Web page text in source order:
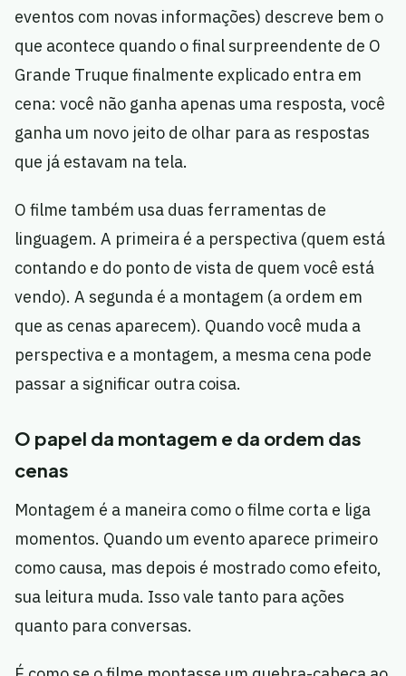
eventos com novas informações) descreve bem o
que acontece quando o final surpreendente de O
Grande Truque finalmente explicado entra em
cena: você não ganha apenas uma resposta, você
ganha um novo jeito de olhar para as respostas
que já estavam na tela.
O filme também usa duas ferramentas de
linguagem. A primeira é a perspectiva (quem está
contando e do ponto de vista de quem você está
vendo). A segunda é a montagem (a ordem em
que as cenas aparecem). Quando você muda a
perspectiva e a montagem, a mesma cena pode
passar a significar outra coisa.
O papel da montagem e da ordem das
cenas
Montagem é a maneira como o filme corta e liga
momentos. Quando um evento aparece primeiro
como causa, mas depois é mostrado como efeito,
sua leitura muda. Isso vale tanto para ações
quanto para conversas.